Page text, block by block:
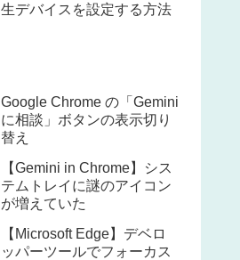
生デバイスを設定する方法
Google Chrome の「Gemini
に相談」ボタンの表示切り
替え
【Gemini in Chrome】シス
テムトレイに謎のアイコン
が増えていた
【Microsoft Edge】デベロ
ッパーツールでフォーカス